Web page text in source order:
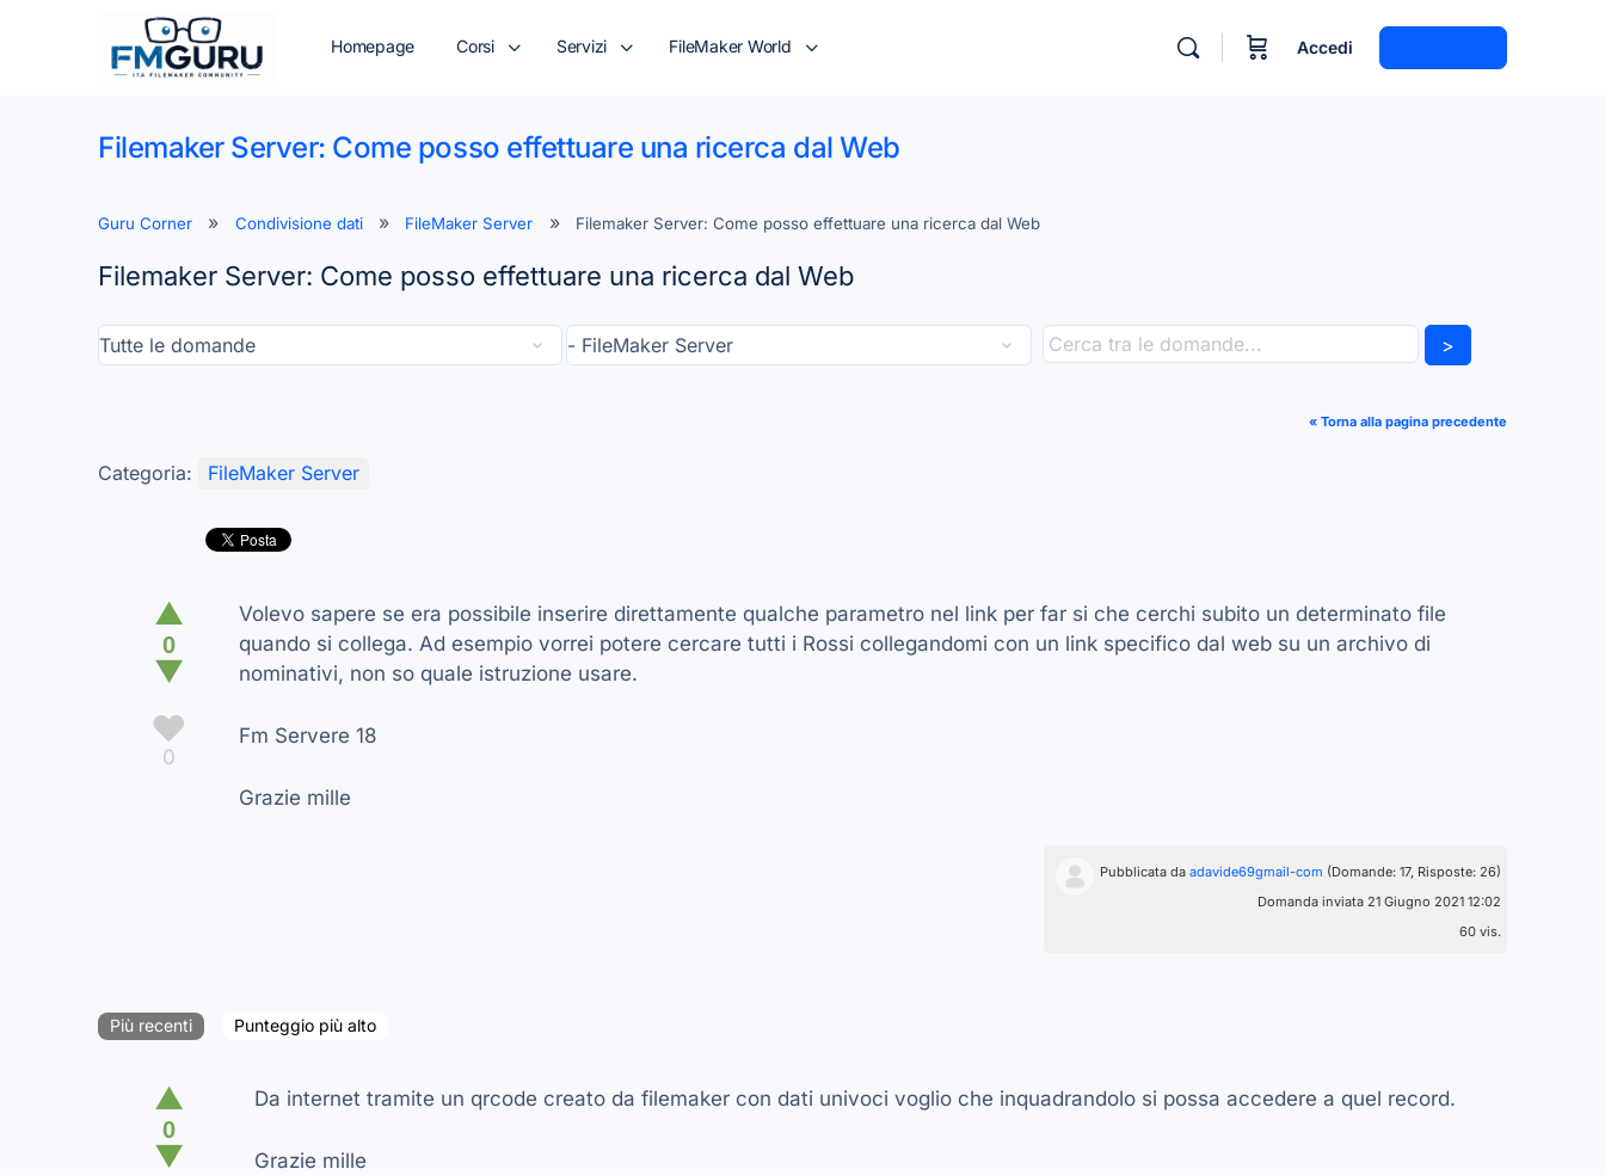
Homepage Corsi Servizi FileMaker World Accedi
Filemaker Server: Come posso effettuare una ricerca dal Web
Guru Corner Condivisione dati FileMaker Server Filemaker Server: Come posso effettuare una ricerca dal Web
Filemaker Server: Come posso effettuare una ricerca dal Web
>
« Torna alla pagina precedente
Categoria: FileMaker Server
▲
0
▼
♥
0
Volevo sapere se era possibile inserire direttamente qualche parametro nel link per far si che cerchi subito un determinato file
quando si collega. Ad esempio vorrei potere cercare tutti i Rossi collegandomi con un link specifico dal web su un archivo di
nominativi, non so quale istruzione usare.
Fm Servere 18
Grazie mille
Pubblicata da adavide69gmail-com (Domande: 17, Risposte: 26)
Domanda inviata 21 Giugno 2021 12:02
60 vis.
Più recenti Punteggio più alto
▲
0
▼
Da internet tramite un qrcode creato da filemaker con dati univoci voglio che inquadrandolo si possa accedere a quel record.
Grazie mille